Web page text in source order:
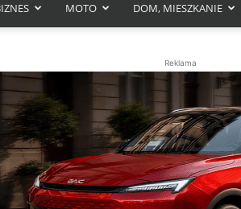
MOTO DOM, MIESZKANIE
Reklama